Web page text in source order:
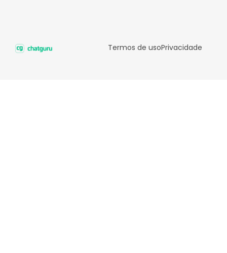
Termos de usoPrivacidade